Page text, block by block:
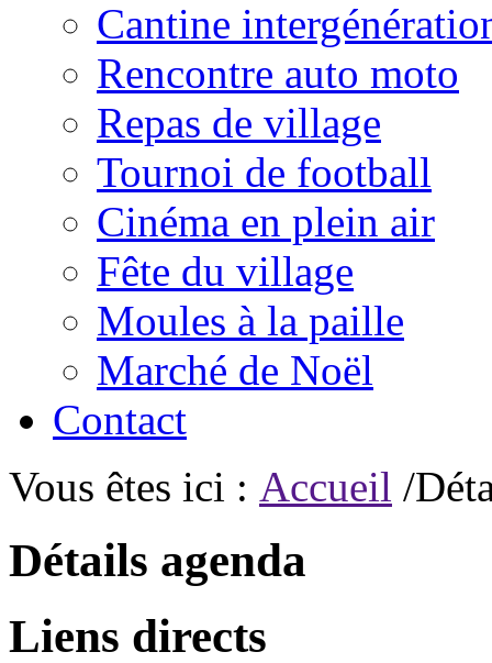
Cantine
Rencontre auto moto
Repas de village
Tournoi de football
Cinéma en plein air
Fête du village
Moules à la paille
Marché de Noël
Contact
Vous êtes ici : Accueil /
Détails agenda
Liens directs